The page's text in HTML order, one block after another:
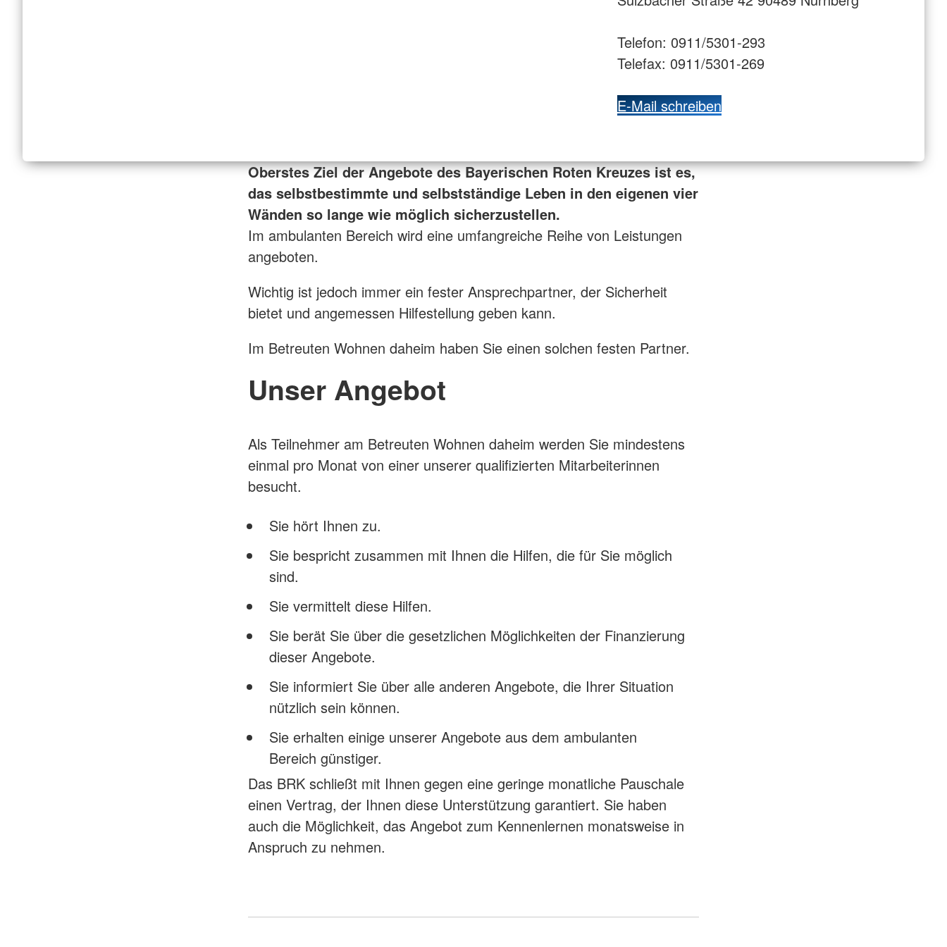
Telefon: 0911/5301-293
Telefax: 0911/5301-269
E-Mail schreiben
Oberstes Ziel der Angebote des Bayerischen Roten Kreuzes ist es,
das selbstbestimmte und selbstständige Leben in den eigenen vier
Wänden so lange wie möglich sicherzustellen.
Im ambulanten Bereich wird eine umfangreiche Reihe von Leistungen
angeboten.
Wichtig ist jedoch immer ein fester Ansprechpartner, der Sicherheit
bietet und angemessen Hilfestellung geben kann.
Im Betreuten Wohnen daheim haben Sie einen solchen festen Partner.
Unser Angebot
Als Teilnehmer am Betreuten Wohnen daheim werden Sie mindestens
einmal pro Monat von einer unserer qualifizierten Mitarbeiterinnen
besucht.
Sie hört Ihnen zu.
Sie bespricht zusammen mit Ihnen die Hilfen, die für Sie möglich
sind.
Sie vermittelt diese Hilfen.
Sie berät Sie über die gesetzlichen Möglichkeiten der Finanzierung
dieser Angebote.
Sie informiert Sie über alle anderen Angebote, die Ihrer Situation
nützlich sein können.
Sie erhalten einige unserer Angebote aus dem ambulanten
Bereich günstiger.
Das BRK schließt mit Ihnen gegen eine geringe monatliche Pauschale
einen Vertrag, der Ihnen diese Unterstützung garantiert. Sie haben
auch die Möglichkeit, das Angebot zum Kennenlernen monatsweise in
Anspruch zu nehmen.